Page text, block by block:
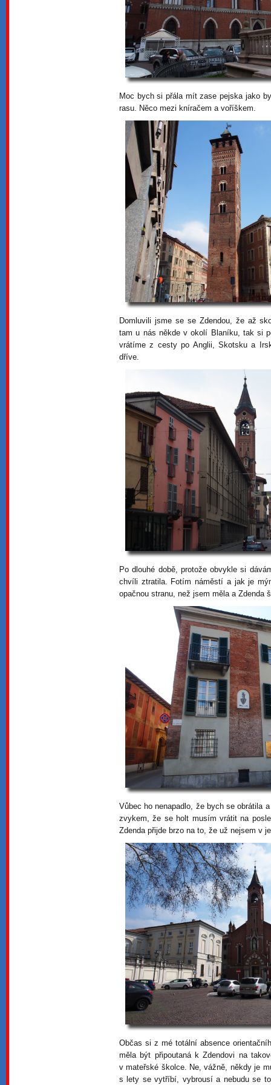
Moc bych si přála mít zase pejska jako
rasu. Něco mezi kníračem a voříškem.
Domluvili jsme se se Zdendou, že až
tam u nás někde v okolí Blaníku, tak si
vrátíme z cesty po Anglii, Skotsku a
dříve.
Po dlouhé době, protože obvykle si
chvíli ztratila. Fotím náměstí a jak je
opačnou stranu, než jsem měla a Zdenda
Vůbec ho nenapadlo, že bych se obrátila
zvykem, že se holt musím vrátit na
Zdenda přijde brzo na to, že už nejsem v
Občas si z mé totální absence
měla být připoutaná k Zdendovi na
v mateřské školce. Ne, vážně, někdy je
s lety se vytříbí, vybrousí a nebudu se